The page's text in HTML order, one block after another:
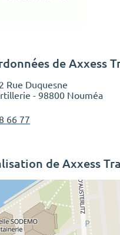
de Axxess
Rue Duquesne
- 98800 Nouméa
66 77
de Axxess